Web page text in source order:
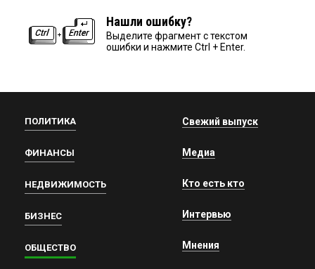
Нашли ошибку?
Выделите фрагмент с текстом
ошибки и нажмите Ctrl + Enter.
ПОЛИТИКА
ФИНАНСЫ
НЕДВИЖИМОСТЬ
БИЗНЕС
ОБЩЕСТВО
Свежий выпуск
Медиа
Кто есть кто
Интервью
Мнения